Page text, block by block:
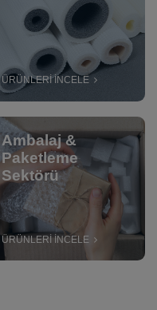
ÜRÜNLERİ İNCELE
Ambalaj &
Paketleme
Sektörü
ÜRÜNLERİ İNCELE